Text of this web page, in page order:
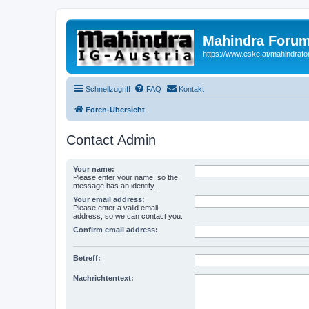
Mahindra
https://www.eske.at/
Schnellzugriff FAQ Kontakt
Foren-Übersicht
Contact Admin
Your name:
Please enter your name, so the
message has an identity.
Your email address:
Please enter a valid email
address, so we can contact you.
Confirm email address:
Betreff:
Nachrichtentext: